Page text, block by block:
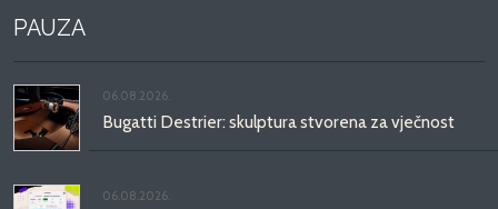
PAUZA
06.08.2026.
Bugatti Destrier: skulptura stvorena za vječnost
06.08.2026.